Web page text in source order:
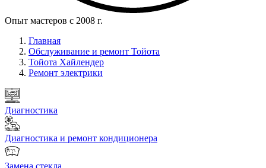
Опыт мастеров с 2008 г.
Главная
Обслуживание и ремонт Тойота
Тойота Хайлендер
Ремонт электрики
Диагностика
Диагностика и ремонт кондиционера